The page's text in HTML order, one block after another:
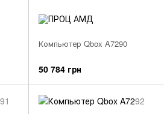
Компьютер Qbox A7290
50 784 грн